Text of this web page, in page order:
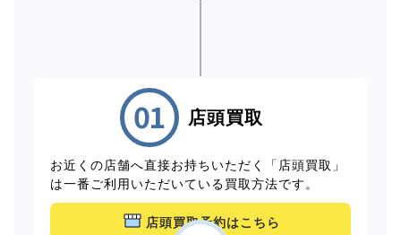
店頭買取
お近くの店舗へ直接お持ちいただく「店頭買取」
は一番ご利用いただいている買取方法です。
店頭買取予約はこちら